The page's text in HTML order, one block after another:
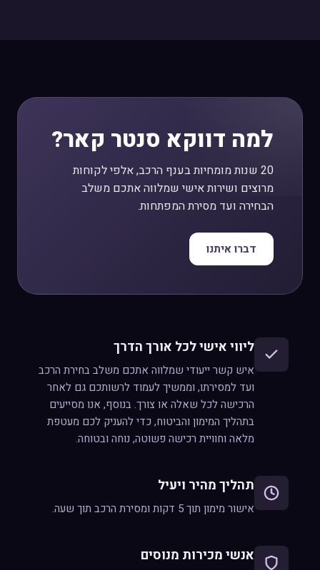
למה דווקא סנטר קאר?
20 שנות מומחיות בענף הרכב, אלפי לקוחות
מרוצים ושירות אישי שמלווה אתכם משלב
הבחירה ועד מסירת המפתחות.
דברו איתנו
ליווי אישי לכל אורך הדרך
איש קשר ייעודי שמלווה אתכם משלב בחירת הרכב
ועד למסירתו, וממשיך לעמוד לרשותכם גם לאחר
הרכישה לכל שאלה או צורך. בנוסף, אנו מסייעים
בתהליך המימון והביטוח, כדי להעניק לכם מעטפת
מלאה וחוויית רכישה פשוטה, נוחה ובטוחה.
תהליך מהיר ויעיל
אישור מימון תוך 5 דקות ומסירת הרכב תוך שעה.
אנשי מכירות מנוסים